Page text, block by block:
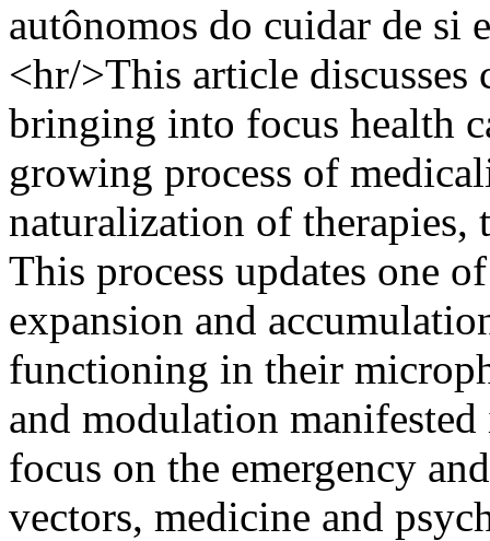
autônomos do cuidar de si
<hr/>This article
bringing into focus health
growing process of
naturalization of therapies,
This process updates one
expansion and
functioning in their
and modulation
focus on the emergency
vectors, medicine and